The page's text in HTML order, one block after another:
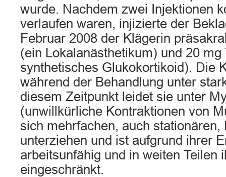
wurde. Nachdem zwei Injektionen
verlaufen waren, injizierte der
Februar 2008 der Klägerin
(ein Lokalanästhetikum) und 20
synthetisches Glukokortikoid). Die
während der Behandlung unter
diesem Zeitpunkt leidet sie unter
(unwillkürliche Kontraktionen von
sich mehrfachen, auch stationären,
unterziehen und ist aufgrund ihrer
arbeitsunfähig und in weiten Teilen
eingeschränkt.